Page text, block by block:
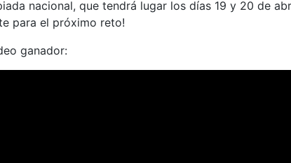
nacional, que tendrá lugar los días 19 y 20 de
para el próximo reto!
ganador: